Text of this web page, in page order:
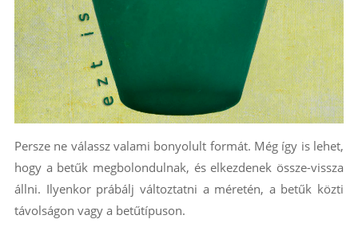
Persze ne válassz valami bonyolult formát. Még így is lehet,
hogy a betűk megbolondulnak, és elkezdenek össze-vissza
állni. Ilyenkor prábálj változtatni a méretén, a betűk közti
távolságon vagy a betűtípuson.